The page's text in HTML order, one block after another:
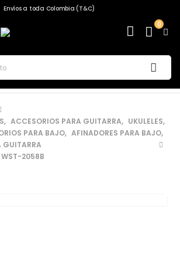
Envíos a toda Colombia (T&C)
0
, ACCESORIOS PARA GUITARRA, UKULELES,
PARA BAJO, AFINADORES PARA BAJO,
GUITARRA
WST-2058B